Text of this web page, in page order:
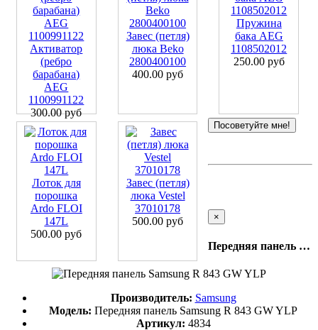
Активатор
(ребро
барабана)
AEG
1100991122
300.00 руб
Завес (петля)
люка Beko
2800400100
400.00 руб
Пружина
бака AEG
1108502012
250.00 руб
Лоток для
порошка
Ardo FLOI
147L
500.00 руб
Завес (петля)
люка Vestel
37010178
500.00 руб
Посоветуйте мне!
×
Передняя панель Samsung R 843 GW YLP
Производитель: Samsung
Модель: Передняя панель Samsung R 843 GW YLP
Артикул: 4834